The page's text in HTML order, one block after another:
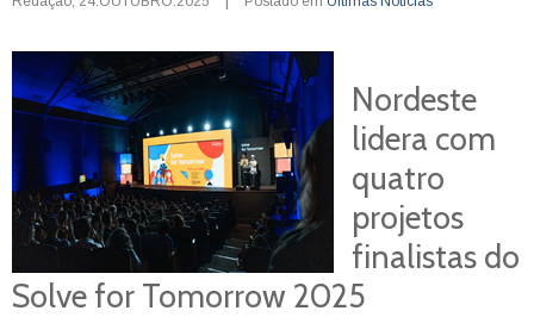
Nordeste
lidera com
quatro
projetos
finalistas do
Solve for Tomorrow 2025